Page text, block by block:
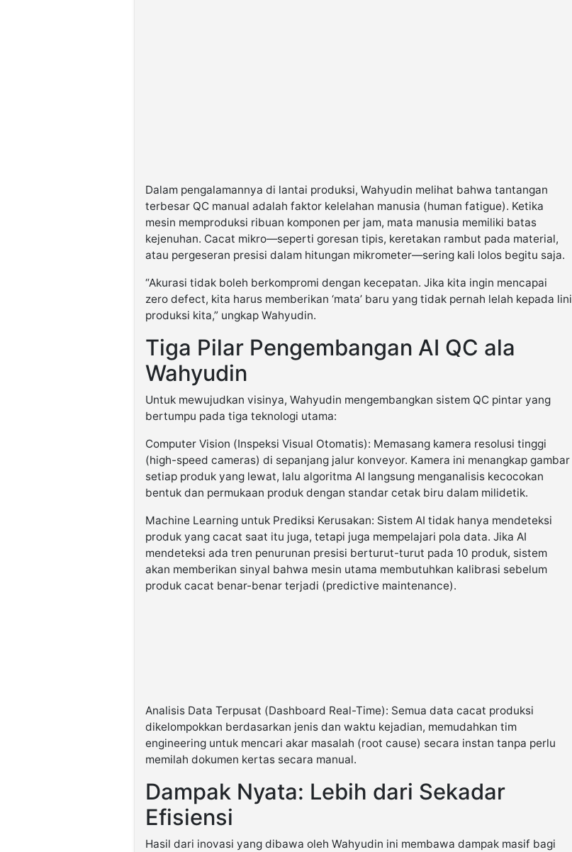
Dalam pengalamannya di lantai produksi, Wahyudin melihat bahwa tantangan
terbesar QC manual adalah faktor kelelahan manusia (human fatigue). Ketika
mesin memproduksi ribuan komponen per jam, mata manusia memiliki batas
kejenuhan. Cacat mikro—seperti goresan tipis, keretakan rambut pada material,
atau pergeseran presisi dalam hitungan mikrometer—sering kali lolos begitu saja.
“Akurasi tidak boleh berkompromi dengan kecepatan. Jika kita ingin mencapai
zero defect, kita harus memberikan ‘mata’ baru yang tidak pernah lelah kepada lini
produksi kita,” ungkap Wahyudin.
Tiga Pilar Pengembangan AI QC ala
Wahyudin
Untuk mewujudkan visinya, Wahyudin mengembangkan sistem QC pintar yang
bertumpu pada tiga teknologi utama:
Computer Vision (Inspeksi Visual Otomatis): Memasang kamera resolusi tinggi
(high-speed cameras) di sepanjang jalur konveyor. Kamera ini menangkap gambar
setiap produk yang lewat, lalu algoritma AI langsung menganalisis kecocokan
bentuk dan permukaan produk dengan standar cetak biru dalam milidetik.
Machine Learning untuk Prediksi Kerusakan: Sistem AI tidak hanya mendeteksi
produk yang cacat saat itu juga, tetapi juga mempelajari pola data. Jika AI
mendeteksi ada tren penurunan presisi berturut-turut pada 10 produk, sistem
akan memberikan sinyal bahwa mesin utama membutuhkan kalibrasi sebelum
produk cacat benar-benar terjadi (predictive maintenance).
Analisis Data Terpusat (Dashboard Real-Time): Semua data cacat produksi
dikelompokkan berdasarkan jenis dan waktu kejadian, memudahkan tim
engineering untuk mencari akar masalah (root cause) secara instan tanpa perlu
memilah dokumen kertas secara manual.
Dampak Nyata: Lebih dari Sekadar
Efisiensi
Hasil dari inovasi yang dibawa oleh Wahyudin ini membawa dampak masif bagi